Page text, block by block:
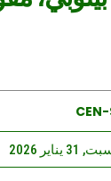
يناير 2026